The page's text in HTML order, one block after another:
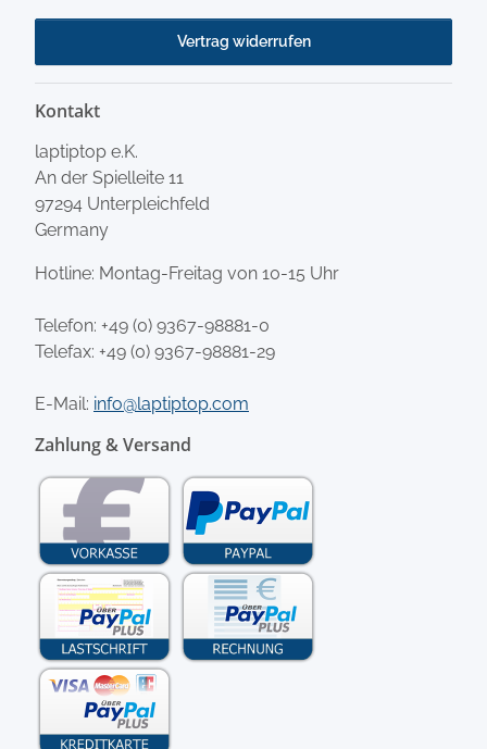
Vertrag widerrufen
Kontakt
laptiptop e.K.
An der Spielleite 11
97294 Unterpleichfeld
Germany
Hotline: Montag-Freitag von 10-15 Uhr
Telefon: +49 (0) 9367-98881-0
Telefax: +49 (0) 9367-98881-29
E-Mail: info@laptiptop.com
Zahlung & Versand